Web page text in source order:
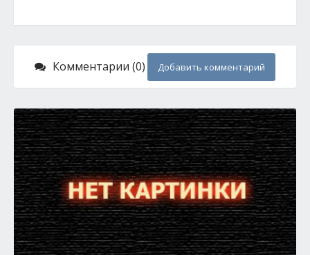
Комментарии (0) Добавить комментарий